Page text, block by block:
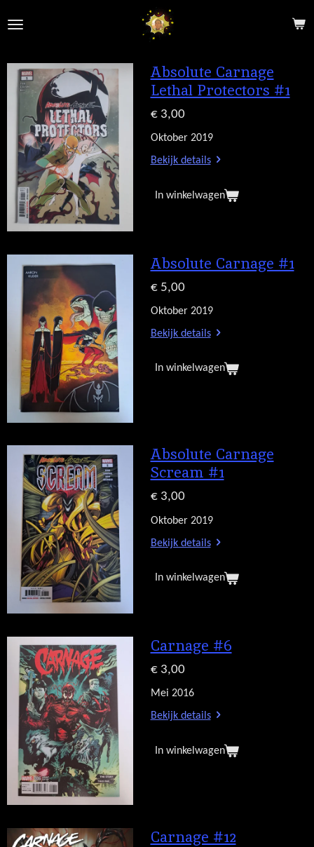
direct
de
hoofdinhoud
Absolute Carnage
Lethal Protectors #1
€ 3,00
Oktober 2019
Bekijk details
In winkelwagen
Absolute Carnage #1
€ 5,00
Oktober 2019
Bekijk details
In winkelwagen
Absolute Carnage
Scream #1
€ 3,00
Oktober 2019
Bekijk details
In winkelwagen
Carnage #6
€ 3,00
Mei 2016
Bekijk details
In winkelwagen
Carnage #12